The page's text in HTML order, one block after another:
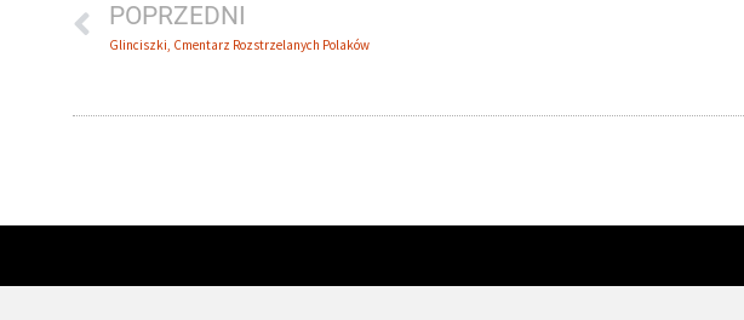
POPRZEDNI
Glinciszki, Cmentarz Rozstrzelanych Polaków